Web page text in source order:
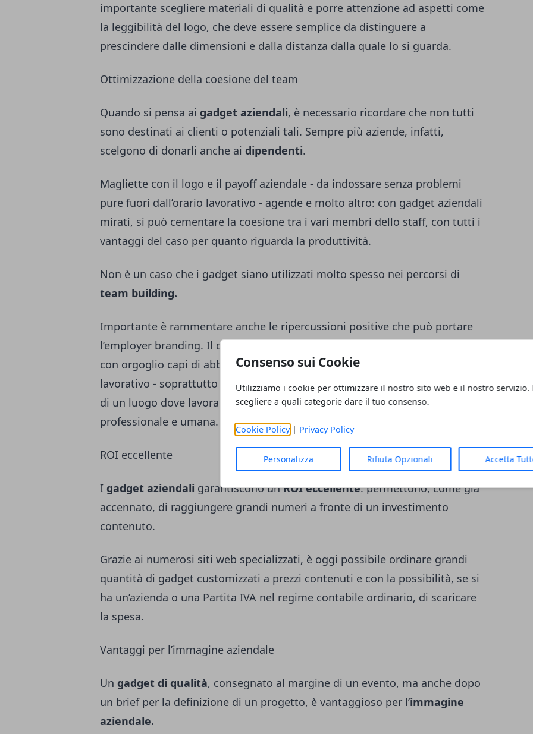
Consenso sui Cookie
Utilizziamo i cookie per ottimizzare il nostro sito web e il nostro servizio.
scegliere a quali categorie dare il tuo consenso.
Cookie Policy| Privacy Policy
Personalizza Rifiuta Opzionali Accetta
importante scegliere materiali di qualità e porre attenzione ad aspetti come
la leggibilità del logo, che deve essere semplice da distinguere a
prescindere dalle dimensioni e dalla distanza dalla quale lo si guarda.
Ottimizzazione della coesione del team
Quando si pensa ai gadget aziendali, è necessario ricordare che non tutti
sono destinati ai clienti o potenziali tali. Sempre più aziende, infatti,
scelgono di donarli anche ai dipendenti.
Magliette con il logo e il payoff aziendale - da indossare senza problemi
pure fuori dall’orario lavorativo - agende e molto altro: con gadget aziendali
mirati, si può cementare la coesione tra i vari membri dello staff, con tutti i
vantaggi del caso per quanto riguarda la produttività.
Non è un caso che i gadget siano utilizzati molto spesso nei percorsi di
team building.
Importante è rammentare anche le ripercussioni positive che può portare
l’employer branding. Il dipendente di una determinata azienda che indossa
con orgoglio capi di abbigliamento che richiamano il suo universo
lavorativo - soprattutto dal punto di vista valoriale - restituisce l’immagine
di un luogo dove lavorare piacevole e in grado di garantire crescita
professionale e umana.
ROI eccellente
I gadget aziendali garantiscono unROI eccellente: permettono, come già
accennato, di raggiungere grandi numeri a fronte di un investimento
contenuto.
Grazie ai numerosi siti web specializzati, è oggi possibile ordinare grandi
quantità di gadget customizzati a prezzi contenuti e con la possibilità, se si
ha un’azienda o una Partita IVA nel regime contabile ordinario, di scaricare
la spesa.
Vantaggi per l’immagine aziendale
Un gadget di qualità, consegnato al margine di un evento, ma anche dopo
un brief per la definizione di un progetto, è vantaggioso per l’immagine
aziendale.